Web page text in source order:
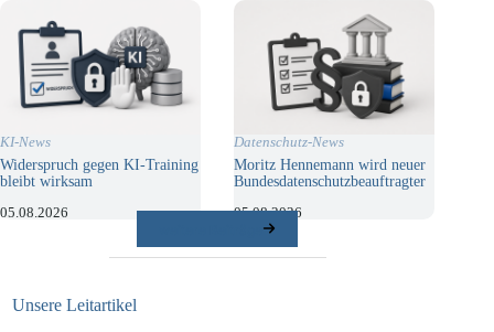
KI-News
Widerspruch gegen KI-Training
bleibt wirksam
05.08.2026
Datenschutz-News
Moritz Hennemann wird neuer
Bundesdatenschutzbeauftragter
05.08.2026
Unsere Leitartikel